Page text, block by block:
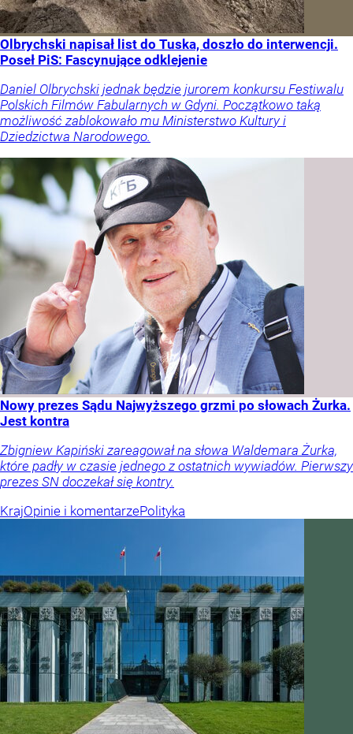
Olbrychski napisał list do Tuska, doszło do interwencji.
Poseł PiS: Fascynujące odklejenie
Daniel Olbrychski jednak będzie jurorem konkursu Festiwalu
Polskich Filmów Fabularnych w Gdyni. Początkowo taką
możliwość zablokowało mu Ministerstwo Kultury i
Dziedzictwa Narodowego.
Nowy prezes Sądu Najwyższego grzmi po słowach Żurka.
Jest kontra
Zbigniew Kapiński zareagował na słowa Waldemara Żurka,
które padły w czasie jednego z ostatnich wywiadów. Pierwszy
prezes SN doczekał się kontry.
KrajOpinie i komentarzePolityka